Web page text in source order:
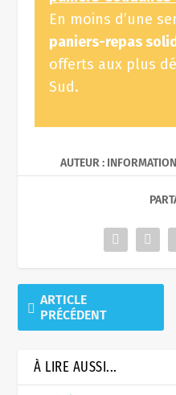
En moins d’une
paniers-repas
offerts aux plus
Sud.
AUTEUR :
ARTICLE
PRÉCÉDENT
À LIRE AUSSI...